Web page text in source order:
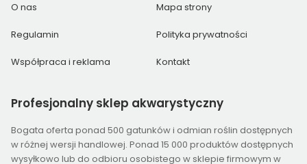
O nas Mapa strony
Regulamin Polityka prywatności
Współpraca i reklama Kontakt
Profesjonalny sklep akwarystyczny
Bogata oferta ponad 500 gatunków i odmian roślin dostępnych
w różnej wersji handlowej. Ponad 15 000 produktów dostępnych
wysyłkowo lub do odbioru osobistego w sklepie firmowym w